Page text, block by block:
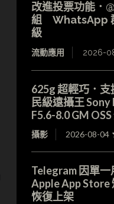
改進投票功能．
組 WhatsApp
級
流動應用 2026-
625g 超輕巧．
民級遠攝王 Sony
F5.6-8.0 GM
攝影 2026-08-04
Telegram 因單
Apple App Store
恢復上架